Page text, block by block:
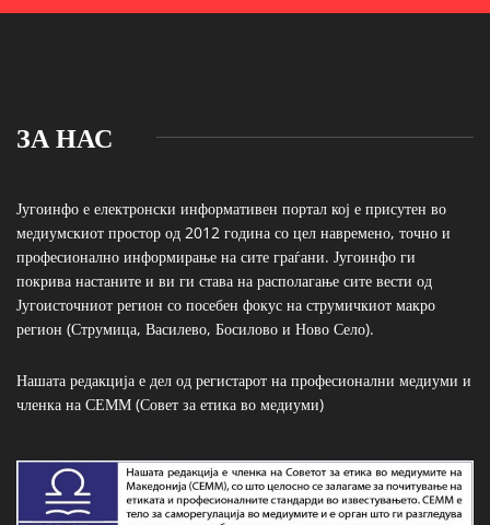
ЗА НАС
Југоинфо е електронски информативен портал кој е присутен во
медиумскиот простор од 2012 година со цел навремено, точно и
професионално информирање на сите граѓани. Југоинфо ги
покрива настаните и ви ги става на располагање сите вести од
Југоисточниот регион со посебен фокус на струмичкиот макро
регион (Струмица, Василево, Босилово и Ново Село).
Нашата редакција е дел од регистарот на професионални медиуми и
членка на СЕММ (Совет за етика во медиуми)